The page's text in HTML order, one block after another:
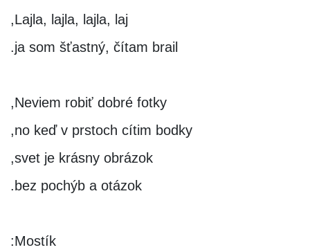
Lajla, lajla, lajla, laj,
ja som šťastný, čítam brail.
Neviem robiť dobré fotky,
no keď v prstoch cítim bodky,
svet je krásny obrázok,
bez pochýb a otázok.
Mostík: